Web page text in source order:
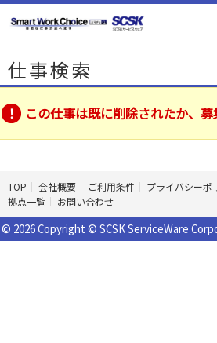
仕事検索
この仕事は既に削除されたか、募
TOP 会社概要 ご利用条件 プライバシーポ
拠点一覧
お問い合わせ
© 2026 Copyright © SCSK ServiceWare